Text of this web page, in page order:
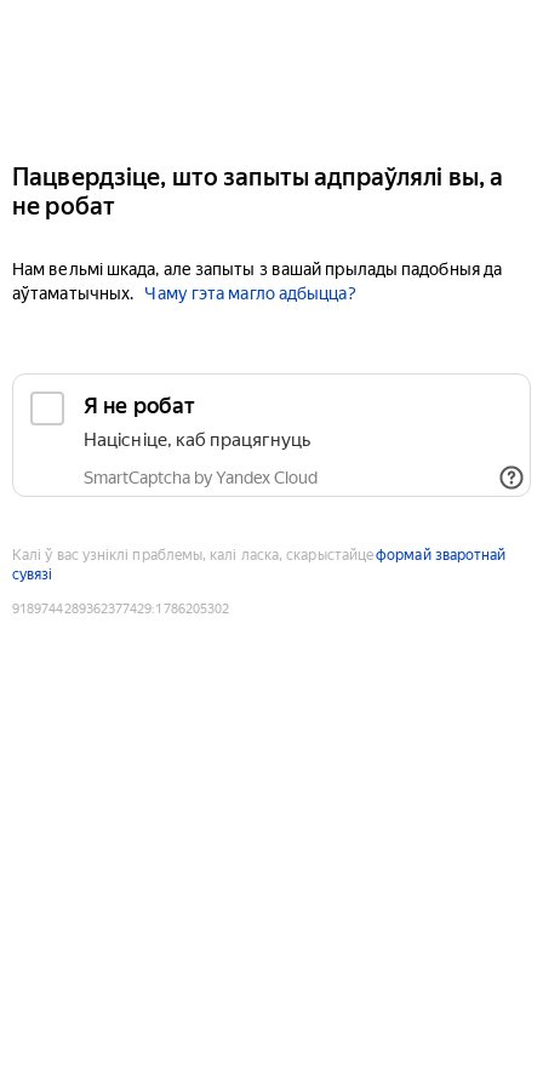
Пацвердзіце, што запыты адпраўлялі вы, а
не робат
Нам вельмі шкада, але запыты з вашай прылады падобныя да
аўтаматычных.
Чаму гэта магло адбыцца?
Я не робат
Націсніце, каб працягнуць
SmartCaptcha by Yandex Cloud
Калі ў вас узніклі праблемы, калі ласка, скарыстайцеформай зваротнай
сувязі
9189744289362377429:1786205302